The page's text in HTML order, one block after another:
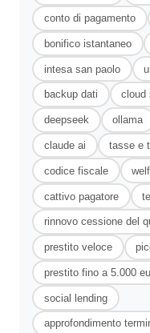
conto di pagamento
bonifico istantaneo
intesa san paolo
backup dati cloud
deepseek ollama
claude ai tasse e
codice fiscale
cattivo pagatore
rinnovo cessione del
prestito veloce
prestito fino a 5.000
social lending
approfondimento